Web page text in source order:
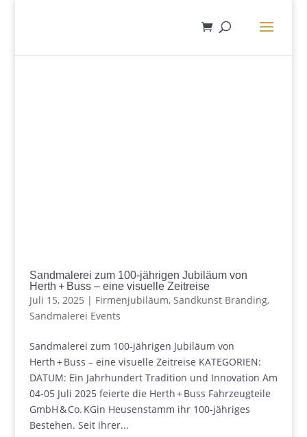
Sandmalerei zum 100‑jährigen Jubiläum von
Herth + Buss – eine visuelle Zeitreise
Juli 15, 2025 | Firmenjubiläum, Sandkunst Branding,
Sandmalerei Events
Sandmalerei zum 100‑jährigen Jubiläum von
Herth + Buss – eine visuelle Zeitreise KATEGORIEN:
DATUM: Ein Jahrhundert Tradition und Innovation Am
04-05 Juli 2025 feierte die Herth + Buss Fahrzeugteile
GmbH & Co. KGin Heusenstamm ihr 100-jähriges
Bestehen. Seit ihrer...